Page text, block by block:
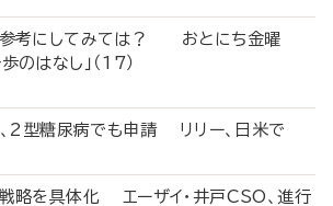
、参考にしてみては？ おとにち金曜
のはなし」（17）
2型糖尿病でも申請 リリー、日米で
略を具体化 エーザイ・井戸CSO、進行